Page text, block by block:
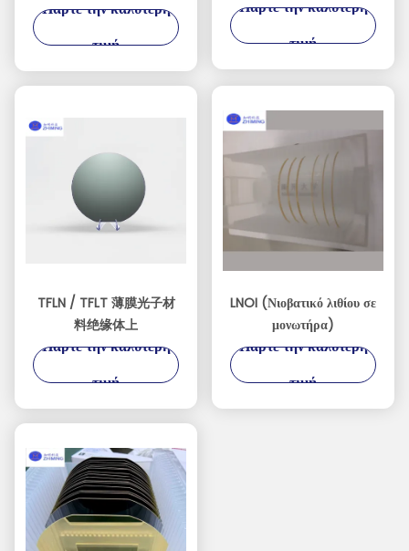
αγωγιμότητας για
Πάρτε την καλύτερη
τιμή
Πάρτε την καλύτερη
τιμή
TFLN / TFLT 薄膜光子材
料绝缘体上
Πάρτε την καλύτερη
τιμή
LNOI (Νιοβατικό λιθίου σε
μονωτήρα)
Πάρτε την καλύτερη
τιμή